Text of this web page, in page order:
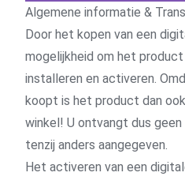
Algemene informatie &
Door het kopen van een
mogelijkheid om het
installeren en activeren.
koopt is het product dan
winkel! U ontvangt dus
tenzij anders aangegeven.
Het activeren van een